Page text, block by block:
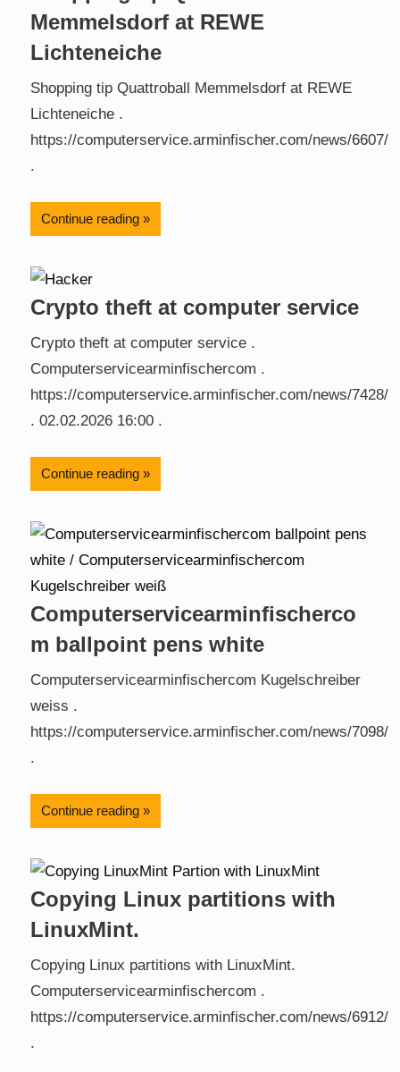
Memmelsdorf at REWE
Lichteneiche
Shopping tip Quattroball Memmelsdorf at REWE
Lichteneiche .
https://computerservice.arminfischer.com/news/6607/
.
Continue reading
Crypto theft at computer service
Crypto theft at computer service .
Computerservicearminfischercom .
https://computerservice.arminfischer.com/news/7428/
. 02.02.2026 16:00 .
Continue reading
Computerservicearminfischerco
m ballpoint pens white
Computerservicearminfischercom Kugelschreiber
weiss .
https://computerservice.arminfischer.com/news/7098/
.
Continue reading
Copying Linux partitions with
LinuxMint.
Copying Linux partitions with LinuxMint.
Computerservicearminfischercom .
https://computerservice.arminfischer.com/news/6912/
.